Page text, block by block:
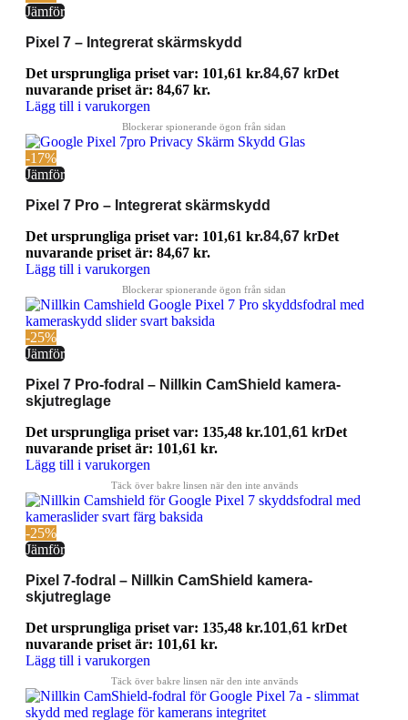
Jämför
Pixel 7 – Integrerat skärmskydd
Det ursprungliga priset var: 101,61 kr.84,67 krDet
nuvarande priset är: 84,67 kr.
Lägg till i varukorgen
-17%
Jämför
Pixel 7 Pro – Integrerat skärmskydd
Det ursprungliga priset var: 101,61 kr.84,67 krDet
nuvarande priset är: 84,67 kr.
Lägg till i varukorgen
-25%
Jämför
Pixel 7 Pro-fodral – Nillkin CamShield kamera-
skjutreglage
Det ursprungliga priset var: 135,48 kr.101,61 krDet
nuvarande priset är: 101,61 kr.
Lägg till i varukorgen
-25%
Jämför
Pixel 7-fodral – Nillkin CamShield kamera-
skjutreglage
Det ursprungliga priset var: 135,48 kr.101,61 krDet
nuvarande priset är: 101,61 kr.
Lägg till i varukorgen